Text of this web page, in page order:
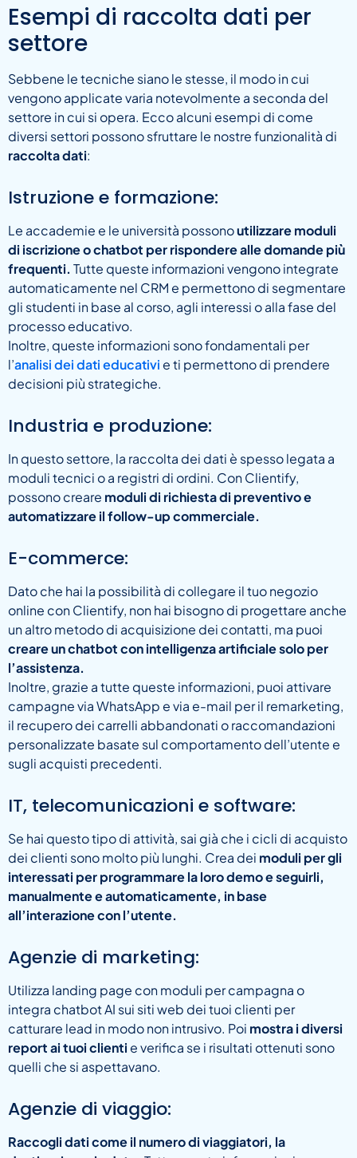
Esempi di raccolta dati per
settore
Sebbene le tecniche siano le stesse, il modo in cui
vengono applicate varia notevolmente a seconda del
settore in cui si opera. Ecco alcuni esempi di come
diversi settori possono sfruttare le nostre funzionalità di
raccolta dati:
Istruzione e formazione:
Le accademie e le università possonoutilizzare moduli
di iscrizione o chatbot per rispondere alle domande più
frequenti. Tutte queste informazioni vengono integrate
automaticamente nel CRM e permettono di segmentare
gli studenti in base al corso, agli interessi o alla fase del
processo educativo.
Inoltre, queste informazioni sono fondamentali per
l’analisi dei dati educativi e ti permettono di prendere
decisioni più strategiche.
Industria e produzione:
In questo settore, la raccolta dei dati è spesso legata a
moduli tecnici o a registri di ordini. Con Clientify,
possono creare moduli di richiesta di preventivo e
automatizzare il follow-up commerciale.
E-commerce:
Dato che hai la possibilità di collegare il tuo negozio
online con Clientify, non hai bisogno di progettare anche
un altro metodo di acquisizione dei contatti, ma puoi
creare un chatbot con intelligenza artificiale solo per
l’assistenza.
Inoltre, grazie a tutte queste informazioni, puoi attivare
campagne via WhatsApp e via e-mail per il remarketing,
il recupero dei carrelli abbandonati o raccomandazioni
personalizzate basate sul comportamento dell’utente e
sugli acquisti precedenti.
IT, telecomunicazioni e software:
Se hai questo tipo di attività, sai già che i cicli di acquisto
dei clienti sono molto più lunghi. Crea dei moduli per gli
interessati per programmare la loro demo e seguirli,
manualmente e automaticamente, in base
all’interazione con l’utente.
Agenzie di marketing:
Utilizza landing page con moduli per campagna o
integra chatbot AI sui siti web dei tuoi clienti per
catturare lead in modo non intrusivo. Poi mostra i diversi
report ai tuoi clienti e verifica se i risultati ottenuti sono
quelli che si aspettavano.
Agenzie di viaggio:
Raccogli dati come il numero di viaggiatori, la